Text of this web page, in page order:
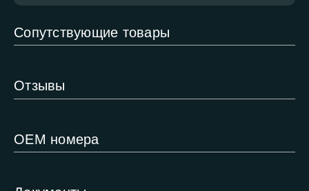
Сопутствующие товары
Отзывы
ОЕМ номера